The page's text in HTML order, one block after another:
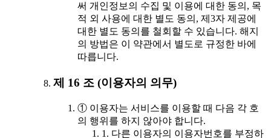
써 개인정보의 수집 및 이용에 대한 동의, 목
적 외 사용에 대한 별도 동의, 제3자 제공에
대한 별도 동의를 철회할 수 있습니다. 해지
의 방법은 이 약관에서 별도로 규정한 바에
따릅니다.
제 16 조 (이용자의 의무)
① 이용자는 서비스를 이용할 때 다음 각 호
의 행위를 하지 않아야 합니다.
1. 다른 이용자의 이용자번호를 부정하